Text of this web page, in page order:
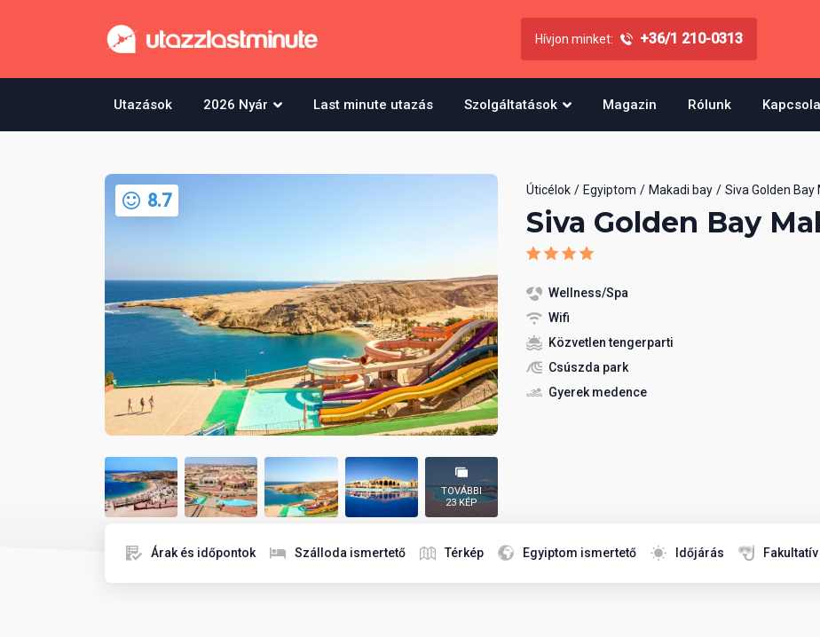
Hívjon minket: +36/1 210-0313
Utazások 2026 Nyár Last minute utazás Szolgáltatások Magazin Rólunk
8.7
TOVÁBBI
23 KÉP
Úticélok Egyiptom Makadi bay Siva Golden Bay
Siva Golden Bay
Wellness/Spa
Wifi
Közvetlen tengerparti
Csúszda park
Gyerek medence
Árak és időpontok Szálloda ismertető Térkép Egyiptom ismertető Időjárás